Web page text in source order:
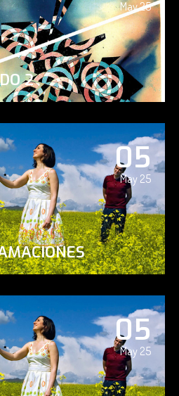
May 25
2
05
May 25
05
May 25